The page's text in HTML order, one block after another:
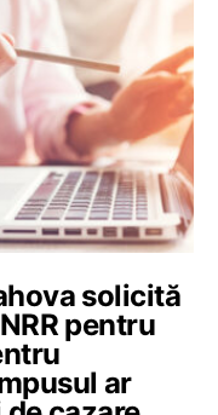
solicită
pentru
ar